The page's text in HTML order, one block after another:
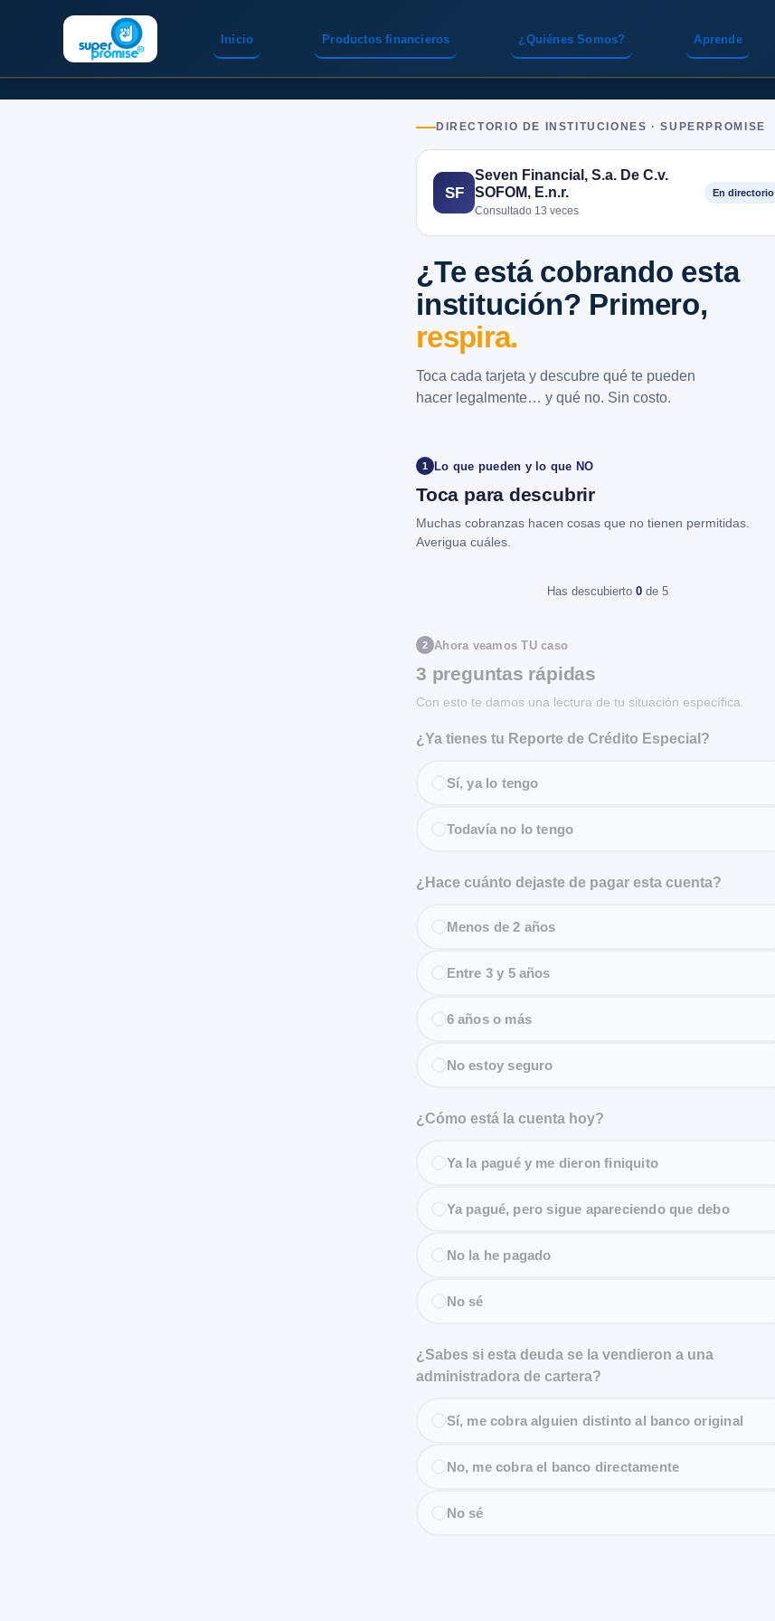
Inicio Productos financieros ¿Quiénes Somos? Aprende
DIRECTORIO DE INSTITUCIONES · SUPERPROMISE
SF
Seven Financial, S.a. De C.v.
SOFOM, E.n.r.
Consultado 13 veces
En directorio
¿Te está cobrando esta
institución? Primero,
respira.
Toca cada tarjeta y descubre qué te pueden
hacer legalmente… y qué no. Sin costo.
1 Lo que pueden y lo que NO
Toca para descubrir
Muchas cobranzas hacen cosas que no tienen permitidas.
Averigua cuáles.
Has descubierto 0 de 5
2 Ahora veamos TU caso
3 preguntas rápidas
Con esto te damos una lectura de tu situación específica.
¿Ya tienes tu Reporte de Crédito Especial?
Sí, ya lo tengo
Todavía no lo tengo
¿Hace cuánto dejaste de pagar esta cuenta?
Menos de 2 años
Entre 3 y 5 años
6 años o más
No estoy seguro
¿Cómo está la cuenta hoy?
Ya la pagué y me dieron finiquito
Ya pagué, pero sigue apareciendo que debo
No la he pagado
No sé
¿Sabes si esta deuda se la vendieron a una
administradora de cartera?
Sí, me cobra alguien distinto al banco original
No, me cobra el banco directamente
No sé